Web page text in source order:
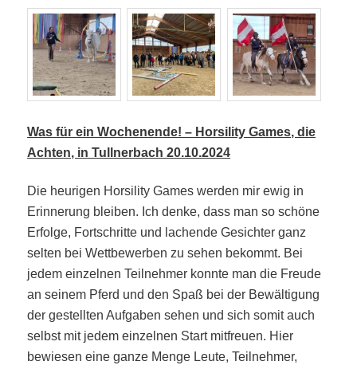
Was für ein Wochenende! – Horsility Games, die
Achten, in Tullnerbach 20.10.2024
Die heurigen Horsility Games werden mir ewig in
Erinnerung bleiben. Ich denke, dass man so schöne
Erfolge, Fortschritte und lachende Gesichter ganz
selten bei Wettbewerben zu sehen bekommt. Bei
jedem einzelnen Teilnehmer konnte man die Freude
an seinem Pferd und den Spaß bei der Bewältigung
der gestellten Aufgaben sehen und sich somit auch
selbst mit jedem einzelnen Start mitfreuen. Hier
bewiesen eine ganze Menge Leute, Teilnehmer,